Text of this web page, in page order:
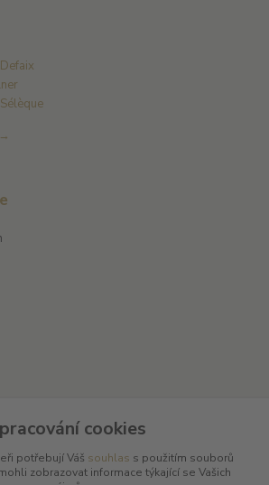
cookies
potřebují Váš souhlas s použitím souborů
zobrazovat informace týkající se Vašich